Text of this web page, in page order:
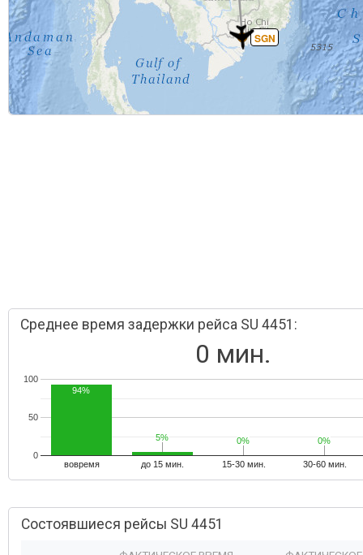
SGN
Среднее время задержки рейса SU 4451:
0 мин.
вовремя до 15 мин. 15-30 мин. 30-60 мин.
0
50
100
94%
5%
5% 0%
0% 0%
0%
Состоявшиеся рейсы SU 4451